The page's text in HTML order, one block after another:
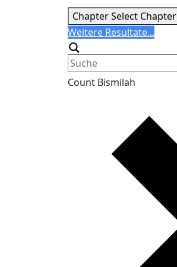
ChapterSelect Chapter
Search
Weitere Resultate...
Generic filters
Count Bismilah